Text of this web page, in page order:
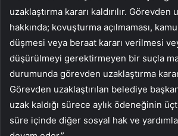
uzaklaştırma kararı kaldırılır. Görevden
hakkında; kovuşturma açılmaması, kamu
düşmesi veya beraat kararı verilmesi
düşürülmeyi gerektirmeyen bir suçla
durumunda görevden uzaklaştırma
Görevden uzaklaştırılan belediye
uzak kaldığı sürece aylık ödeneğinin
süre içinde diğer sosyal hak ve